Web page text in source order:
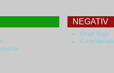
NEGATIV
Einige Bugs